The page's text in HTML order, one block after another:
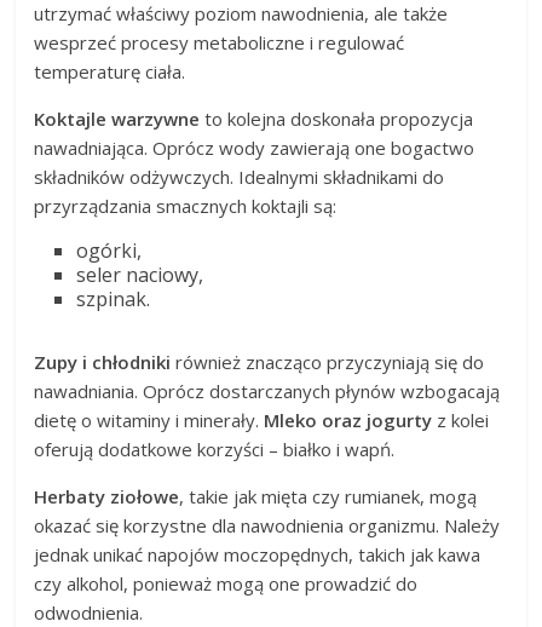
utrzymać właściwy poziom nawodnienia, ale także
wesprzeć procesy metaboliczne i regulować
temperaturę ciała.
Koktajle warzywne to kolejna doskonała propozycja
nawadniająca. Oprócz wody zawierają one bogactwo
składników odżywczych. Idealnymi składnikami do
przyrządzania smacznych koktajli są:
ogórki,
seler naciowy,
szpinak.
Zupy i chłodniki również znacząco przyczyniają się do
nawadniania. Oprócz dostarczanych płynów wzbogacają
dietę o witaminy i minerały. Mleko oraz jogurty z kolei
oferują dodatkowe korzyści – białko i wapń.
Herbaty ziołowe, takie jak mięta czy rumianek, mogą
okazać się korzystne dla nawodnienia organizmu. Należy
jednak unikać napojów moczopędnych, takich jak kawa
czy alkohol, ponieważ mogą one prowadzić do
odwodnienia.